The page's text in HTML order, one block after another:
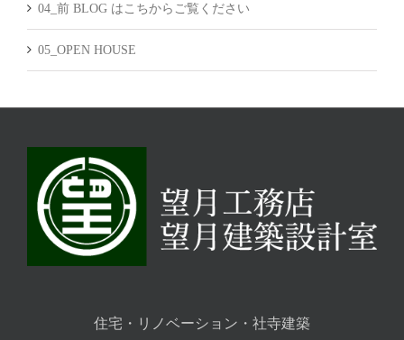
04_前 BLOG はこちからご覧ください
05_OPEN HOUSE
住宅・リノベーション・社寺建築